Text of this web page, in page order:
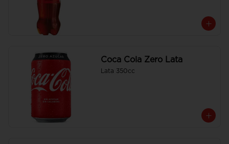
Coca Cola Zero Lata
Lata 350cc